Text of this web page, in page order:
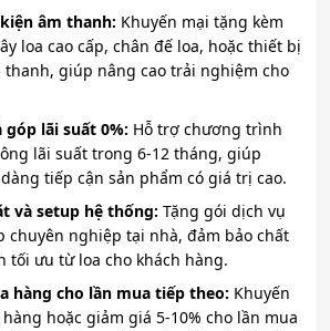
âm thanh: Khuyến mại tặng kèm
loa cao cấp, chân đế loa, hoặc thiết bị
giúp nâng cao trải nghiệm cho
lãi suất 0%: Hỗ trợ chương trình
lãi suất trong 6-12 tháng, giúp
tiếp cận sản phẩm có giá trị cao.
và setup hệ thống: Tặng gói dịch vụ
chuyên nghiệp tại nhà, đảm bảo chất
tối ưu từ loa cho khách hàng.
hàng cho lần mua tiếp theo: Khuyến
hoặc giảm giá 5-10% cho lần mua